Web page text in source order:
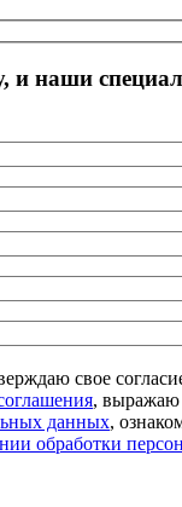
и наши
свое
, выражаю
данных,
обработки